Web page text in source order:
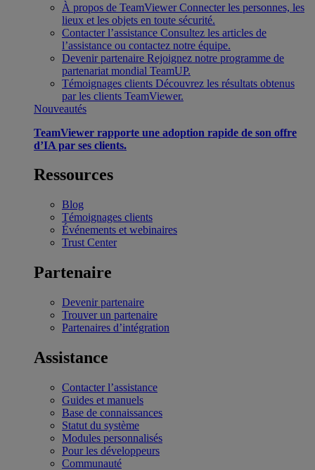
À propos de TeamViewer Connecter les personnes, les
lieux et les objets en toute sécurité.
Contacter l’assistance Consultez les articles de
l’assistance ou contactez notre équipe.
Devenir partenaire Rejoignez notre programme de
partenariat mondial TeamUP.
Témoignages clients Découvrez les résultats obtenus
par les clients TeamViewer.
Nouveautés
TeamViewer rapporte une adoption rapide de son offre
d’IA par ses clients.
Ressources
Blog
Témoignages clients
Événements et webinaires
Trust Center
Partenaire
Devenir partenaire
Trouver un partenaire
Partenaires d’intégration
Assistance
Contacter l’assistance
Guides et manuels
Base de connaissances
Statut du système
Modules personnalisés
Pour les développeurs
Communauté